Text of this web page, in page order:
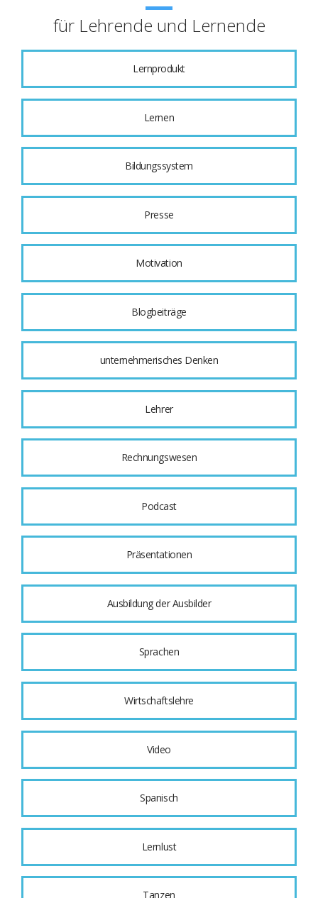
für Lehrende und Lernende
Lernprodukt
Lernen
Bildungssystem
Presse
Motivation
Blogbeiträge
unternehmerisches Denken
Lehrer
Rechnungswesen
Podcast
Präsentationen
Ausbildung der Ausbilder
Sprachen
Wirtschaftslehre
Video
Spanisch
Lernlust
Tanzen